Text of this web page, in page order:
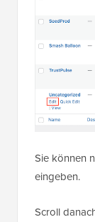
Sie können
eingeben.
Scroll